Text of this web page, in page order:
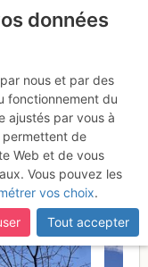
>>
: Par
Samedi 29
données
nous et par des
fonctionnement du
ajustés par vous à
permettent de
Web et de vous
Vous pouvez les
vos choix.
Tout accepter